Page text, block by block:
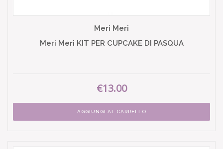
Meri Meri
Meri Meri KIT PER CUPCAKE DI PASQUA
€13.00
AGGIUNGI AL CARRELLO